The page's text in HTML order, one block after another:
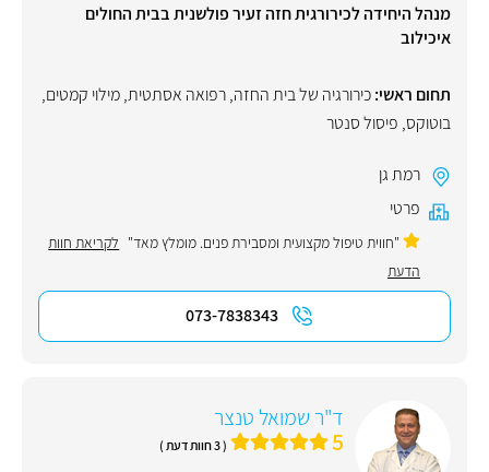
מנהל היחידה לכירורגית חזה זעיר פולשנית בבית החולים
איכילוב
תחום ראשי:כירורגיה של בית החזה,רפואה אסתטית,מילוי קמטים,
בוטוקס, פיסול סנטר
רמת גן
פרטי
"חווית טיפול מקצועית ומסבירת פנים. מומלץ מאד" לקריאת חוות
הדעת
073-7838343
ד"ר שמואל טנצר
5 ( 3 חוות דעת )